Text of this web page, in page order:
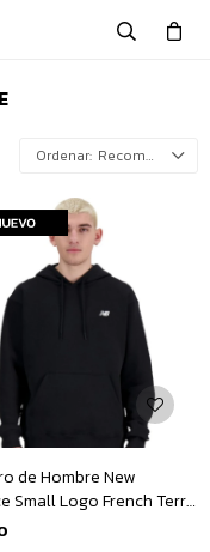
Recomendados
de Hombre New
Small Logo French Terry
Negro